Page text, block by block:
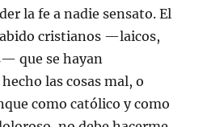
la fe a nadie sensato. El
cristianos —laicos,
que se hayan
las cosas mal, o
como católico y como